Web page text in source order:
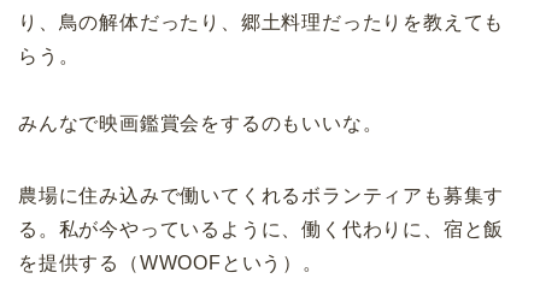
り、鳥の解体だったり、郷土料理だったりを教えても
らう。
みんなで映画鑑賞会をするのもいいな。
農場に住み込みで働いてくれるボランティアも募集す
る。私が今やっているように、働く代わりに、宿と飯
を提供する（WWOOFという）。